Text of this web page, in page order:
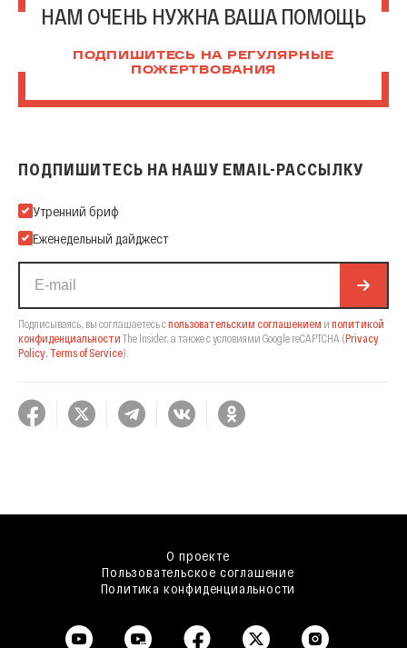
НАМ ОЧЕНЬ НУЖНА ВАША ПОМОЩЬ
ПОДПИШИТЕСЬ НА РЕГУЛЯРНЫЕ
ПОЖЕРТВОВАНИЯ
ПОДПИШИТЕСЬ НА НАШУ EMAIL-РАССЫЛКУ
Подпишитесь на нашу Email-рассылку
Утренний бриф
Еженедельный дайджест
Подписываясь, вы соглашаетесь спользовательским соглашением и политикой
конфиденциальности The Insider, а также с условиями Google reCAPTCHA (Privacy
Policy Terms of Service).
О проекте
Пользовательское соглашение
Политика конфиденциальности